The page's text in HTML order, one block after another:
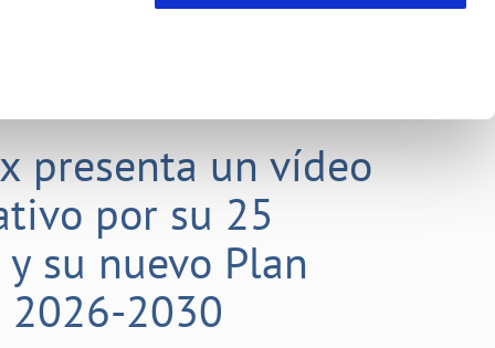
presenta un vídeo
por su 25
su nuevo Plan
2026-2030